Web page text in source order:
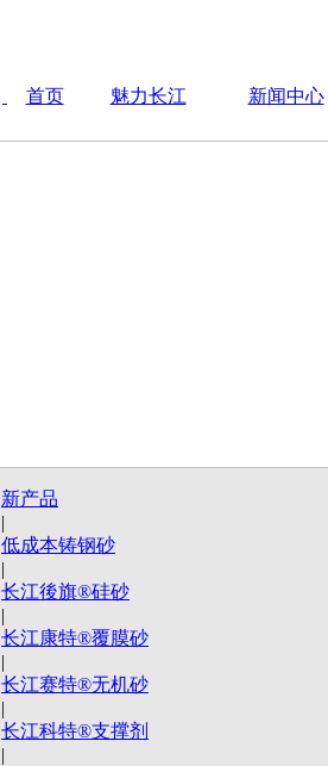
首页 魅力长江 新闻中心
新产品
|
低成本铸钢砂
|
长江後旗®硅砂
|
长江康特®覆膜砂
|
长江赛特®无机砂
|
长江科特®支撑剂
|